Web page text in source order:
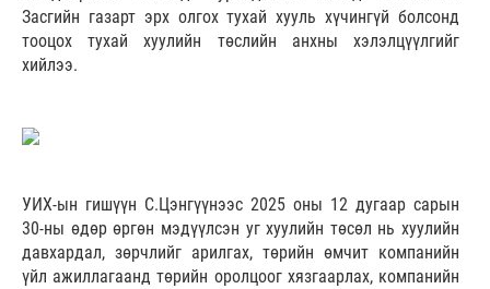
Засгийн газарт эрх олгох тухай хууль хүчингүй болсонд
тооцох тухай хуулийн төслийн анхны хэлэлцүүлгийг
хийлээ.
УИХ-ын гишүүн С.Цэнгүүнээс 2025 оны 12 дугаар сарын
30-ны өдөр өргөн мэдүүлсэн уг хуулийн төсөл нь хуулийн
давхардал, зөрчлийг арилгах, төрийн өмчит компанийн
үйл ажиллагаанд төрийн оролцоог хязгаарлах, компанийн